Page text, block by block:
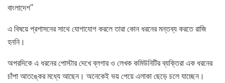
বাংলাদেশ”
এ বিষয়ে প্রশাসনের সাথে যোগাযোগ করলে তারা কোন ধরনের মন্তব্য করতে রাজি
হননি।
অপরদিকে এ ধরনের পোস্টার দেখে ব্লগার ও লেখক কমিউনিটির ব্যক্তিরা এক ধরনের
চাঁপা আতঙ্কের মধ্যে আছেন। অনেকেই ভয় পেয়ে এলাকা ছেড়ে চলে যাচ্ছেন।